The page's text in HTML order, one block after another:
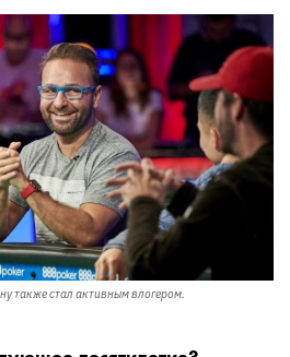
также стал активным влогером.